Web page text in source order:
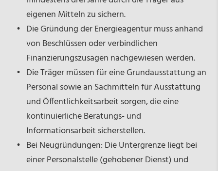
eigenen Mitteln zu sichern.
Die Gründung der Energieagentur muss anhand
von Beschlüssen oder verbindlichen
Finanzierungszusagen nachgewiesen werden.
Die Träger müssen für eine Grundausstattung an
Personal sowie an Sachmitteln für Ausstattung
und Öffentlichkeitsarbeit sorgen, die eine
kontinuierliche Beratungs- und
Informationsarbeit sicherstellen.
Bei Neugründungen: Die Untergrenze liegt bei
einer Personalstelle (gehobener Dienst) und